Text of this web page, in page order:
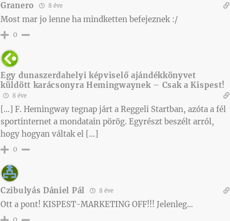
Granero 8 éve
Most mar jo lenne ha mindketten befejeznek :/
0
Egy dunaszerdahelyi képviselő ajándékkönyvet
küldött karácsonyra Hemingwaynek – Csak a Kispest!
8 éve
[…] F. Hemingway tegnap járt a Reggeli Startban, azóta a fél
sportinternet a mondatain pörög. Egyrészt beszélt arról,
hogy hogyan váltak el […]
0
Czibulyás Dániel Pál 8 éve
Ott a pont! KISPEST-MARKETING OFF!!! Jelenleg…